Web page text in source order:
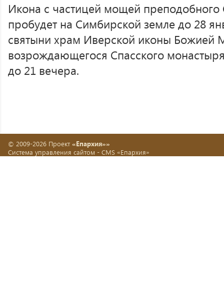
Икона с частицей мощей преподобного
пробудет на Симбирской земле до 28
святыни храм Иверской иконы Божией
возрождающегося Спасского
до 21 вечера.
© 2009-2026 Проект «Епархия»»
Система управления сайтом - CMS «Епархия»